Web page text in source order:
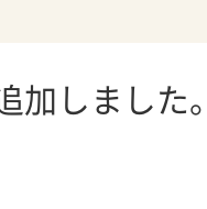
しました。